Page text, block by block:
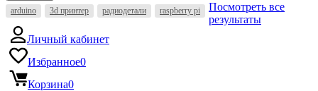
arduino 3d принтер радиодетали raspberry pi
Посмотреть все
результаты
Личный кабинет
Избранное0
Корзина0